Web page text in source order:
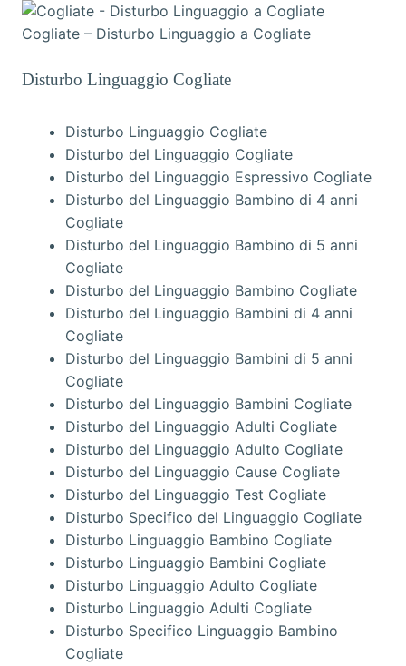
Cogliate – Disturbo Linguaggio a Cogliate
Disturbo Linguaggio Cogliate
Disturbo Linguaggio Cogliate
Disturbo del Linguaggio Cogliate
Disturbo del Linguaggio Espressivo Cogliate
Disturbo del Linguaggio Bambino di 4 anni
Cogliate
Disturbo del Linguaggio Bambino di 5 anni
Cogliate
Disturbo del Linguaggio Bambino Cogliate
Disturbo del Linguaggio Bambini di 4 anni
Cogliate
Disturbo del Linguaggio Bambini di 5 anni
Cogliate
Disturbo del Linguaggio Bambini Cogliate
Disturbo del Linguaggio Adulti Cogliate
Disturbo del Linguaggio Adulto Cogliate
Disturbo del Linguaggio Cause Cogliate
Disturbo del Linguaggio Test Cogliate
Disturbo Specifico del Linguaggio Cogliate
Disturbo Linguaggio Bambino Cogliate
Disturbo Linguaggio Bambini Cogliate
Disturbo Linguaggio Adulto Cogliate
Disturbo Linguaggio Adulti Cogliate
Disturbo Specifico Linguaggio Bambino
Cogliate